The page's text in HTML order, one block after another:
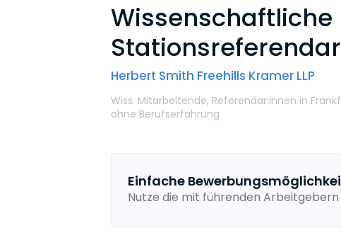
Herbert Smith Freehills Kramer LLP
Wiss. Mitarbeitende, Referendar:innen in
ohne Berufserfahrung
Einfache
Nutze die mit führenden